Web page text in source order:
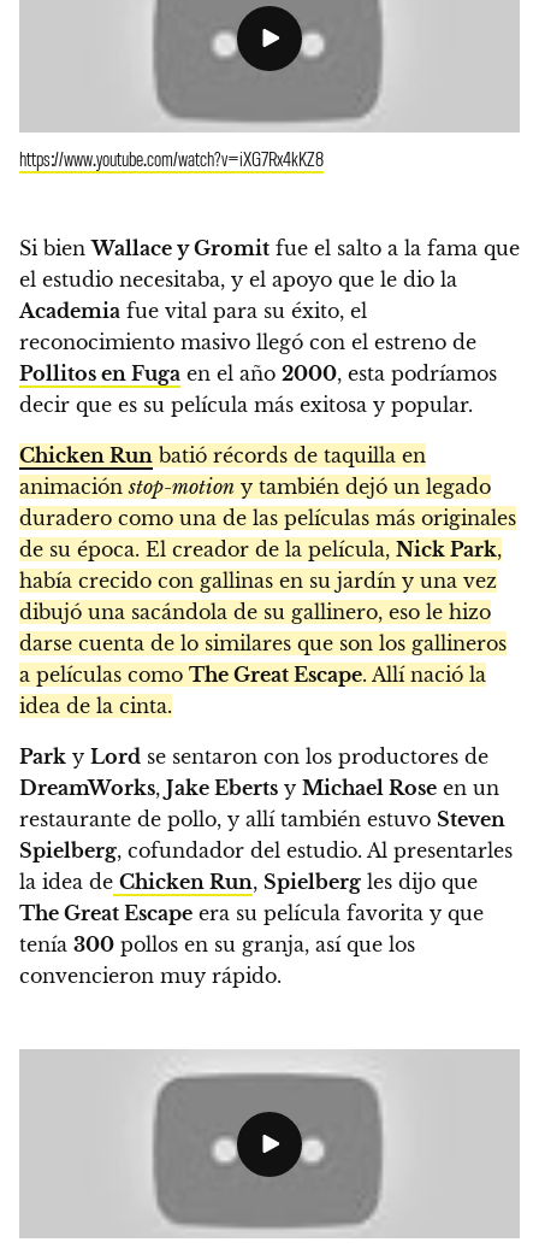
https://www.youtube.com/watch?v=iXG7Rx4kKZ8
Si bienWallace y Gromit fue el salto a la fama que
el estudio necesitaba, y el apoyo que le dio la
Academia fue vital para su éxito, el
reconocimiento masivo llegó con el estreno de
Pollitos en Fuga en el año 2000, esta podríamos
decir que es su película más exitosa y popular.
Chicken Run batió récords de taquilla en
animaciónstop-motion y también dejó un legado
duradero como una de las películas más originales
de su época. El creador de la película, Nick Park,
había crecido con gallinas en su jardín y una vez
dibujó una sacándola de su gallinero, eso le hizo
darse cuenta de lo similares que son los gallineros
a películas como The Great Escape. Allí nació la
idea de la cinta.
Park y Lord se sentaron con los productores de
DreamWorks, Jake Eberts y Michael Rose en un
restaurante de pollo, y allí también estuvo Steven
Spielberg, cofundador del estudio. Al presentarles
la idea de Chicken Run, Spielberg les dijo que
The Great Escape era su película favorita y que
tenía 300 pollos en su granja, así que los
convencieron muy rápido.